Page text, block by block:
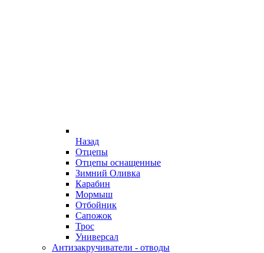
Назад
Отцепы
Отцепы оснащенные
Зимний Оливка
Карабин
Мормыш
Отбойник
Сапожок
Трос
Универсал
Антизакручиватели - отводы